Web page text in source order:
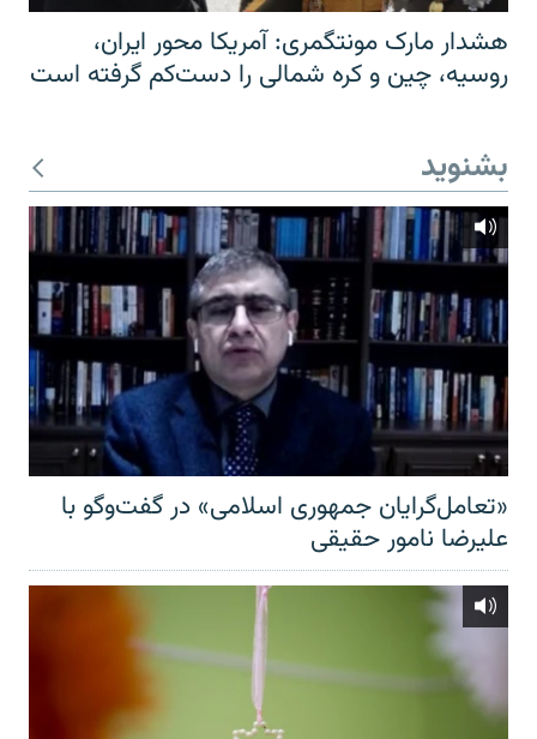
هشدار مارک مونتگمری: آمریکا محور ایران،
روسیه، چین و کره شمالی را دست‌کم گرفته است
بشنوید
«تعامل‌گرایان جمهوری اسلامی» در گفت‌وگو با
علیرضا نامور حقیقی